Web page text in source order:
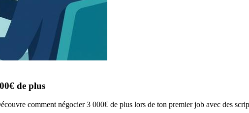
de plus
comment négocier 3 000€ de plus lors de ton premier job avec des